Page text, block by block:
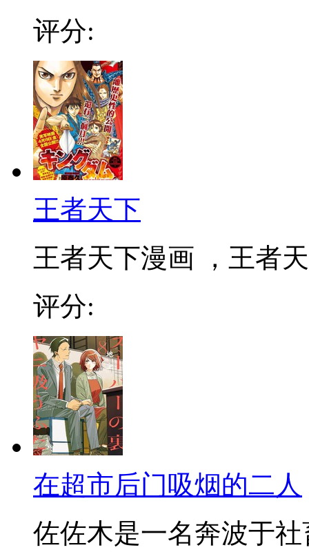
评分:
王者天下
王者天下漫画 ，王者
评分:
在超市后门吸烟的二人
佐佐木是一名奔波于社